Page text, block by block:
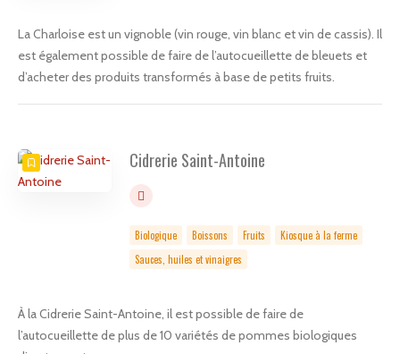
La Charloise est un vignoble (vin rouge, vin blanc et vin de cassis). Il
est également possible de faire de l’autocueillette de bleuets et
d’acheter des produits transformés à base de petits fruits.
Cidrerie Saint-Antoine
Biologique Boissons Fruits
Kiosque à la ferme
Sauces, huiles et vinaigres
À la Cidrerie Saint-Antoine, il est possible de faire de
l’autocueillette de plus de 10 variétés de pommes biologiques